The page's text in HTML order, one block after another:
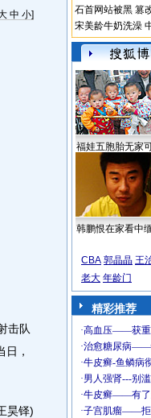
中 小]
击队
，
昊铎)
石首网站被黑 篡
宋美龄牛奶洗澡
福娃五胞胎无家
韩鹏恨在家看中
CBA 郭晶晶 王
老大 年龄门
精彩推荐